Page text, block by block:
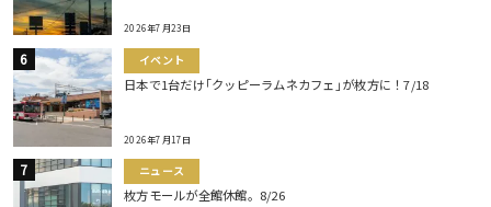
2026年7月23日
イベント
日本で1台だけ｢クッピーラムネカフェ｣が枚方に！7/18
2026年7月17日
ニュース
枚方モールが全館休館。8/26